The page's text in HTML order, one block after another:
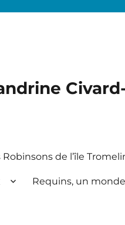
Robinsons de l’île
Requins, un